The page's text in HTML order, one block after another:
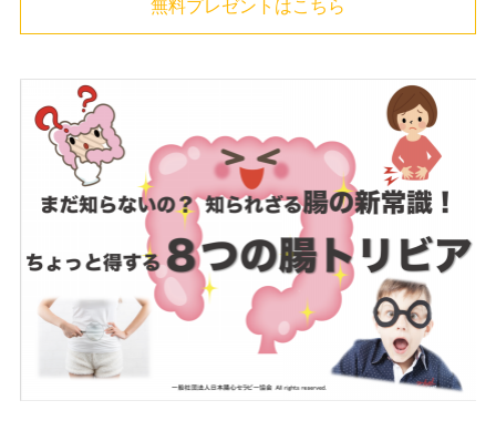
無料プレゼントはこちら